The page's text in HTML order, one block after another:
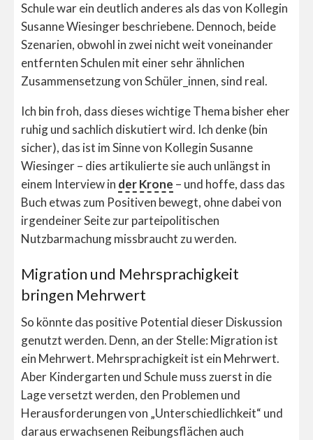
Schule war ein deutlich anderes als das von Kollegin
Susanne Wiesinger beschriebene. Dennoch, beide
Szenarien, obwohl in zwei nicht weit voneinander
entfernten Schulen mit einer sehr ähnlichen
Zusammensetzung von Schüler_innen, sind real.
Ich bin froh, dass dieses wichtige Thema bisher eher
ruhig und sachlich diskutiert wird. Ich denke (bin
sicher), das ist im Sinne von Kollegin Susanne
Wiesinger – dies artikulierte sie auch unlängst in
einem Interview in der Krone – und hoffe, dass das
Buch etwas zum Positiven bewegt, ohne dabei von
irgendeiner Seite zur parteipolitischen
Nutzbarmachung missbraucht zu werden.
Migration und Mehrsprachigkeit
bringen Mehrwert
So könnte das positive Potential dieser Diskussion
genutzt werden. Denn, an der Stelle: Migration ist
ein Mehrwert. Mehrsprachigkeit ist ein Mehrwert.
Aber Kindergarten und Schule muss zuerst in die
Lage versetzt werden, den Problemen und
Herausforderungen von „Unterschiedlichkeit“ und
daraus erwachsenen Reibungsflächen auch